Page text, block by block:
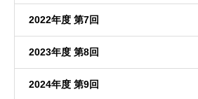
2022年度 第7回
2023年度 第8回
2024年度 第9回